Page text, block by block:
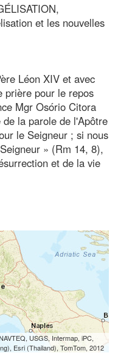
et les nouvelles
Léon XIV et avec
prière pour le repos
Mgr Osório Citora
la parole de l'Apôtre
le Seigneur ; si nous
» (Rm 14, 8),
et de la vie
USGS, Intermap, iPC,
Esri (Thailand), TomTom, 2012